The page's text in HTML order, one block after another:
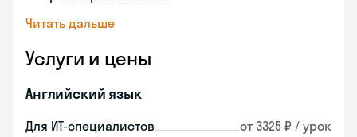
Читать дальше
Услуги и цены
Английский язык
Для ИТ-специалистов от 3325 ₽ / урок